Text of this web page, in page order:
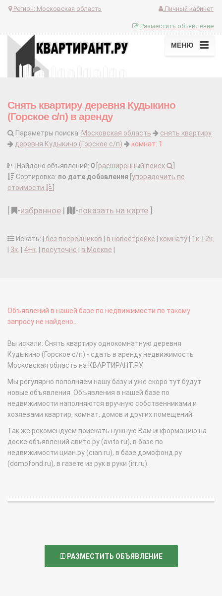
Регион: Московская область Личный кабинет
Разместить объявление
МЕНЮ
Снять квартиру деревня Кудыкино
(Горское с/п) в аренду
Параметры поиска: Московская область
снять квартиру
деревня Кудыкино (Горское с/п)
комнат: 1
Найдено объявлений: 0 расширенный поиск
Сортировка: по дате добавления упорядочить по
стоимости
-избранное | -показать на карте
Искать: | без посредников в новостройке комнату 1к.
2к.
3к. 4+к. посуточно в Москве
Объявлений в нашей базе по недвижимости по такому
запросу не найдено...
Вы искали: Снять квартиру однокомнатную деревня
Кудыкино (Горское с/п) - сдать в аренду недвижимость
Московская область на КВАРТИРАНТ.РУ
Мы регулярно пополняем нашу базу и уже скоро тут будут
новые объявления. Объявления в нашей базе по
недвижимости наполняются вручную собственниками и
хозяевами квартир, комнат, домов и других помещений.
Так же рекомендуем поискать нужную Вам информацию на
доске объявлений авито.ру (avito.ru), в базе по
недвижимости циан.ру (cian.ru), в базе домофонд.ру
(domofond.ru), в газете из рук в руки (irr.ru).
РАЗМЕСТИТЬ ОБЪЯВЛЕНИЕ